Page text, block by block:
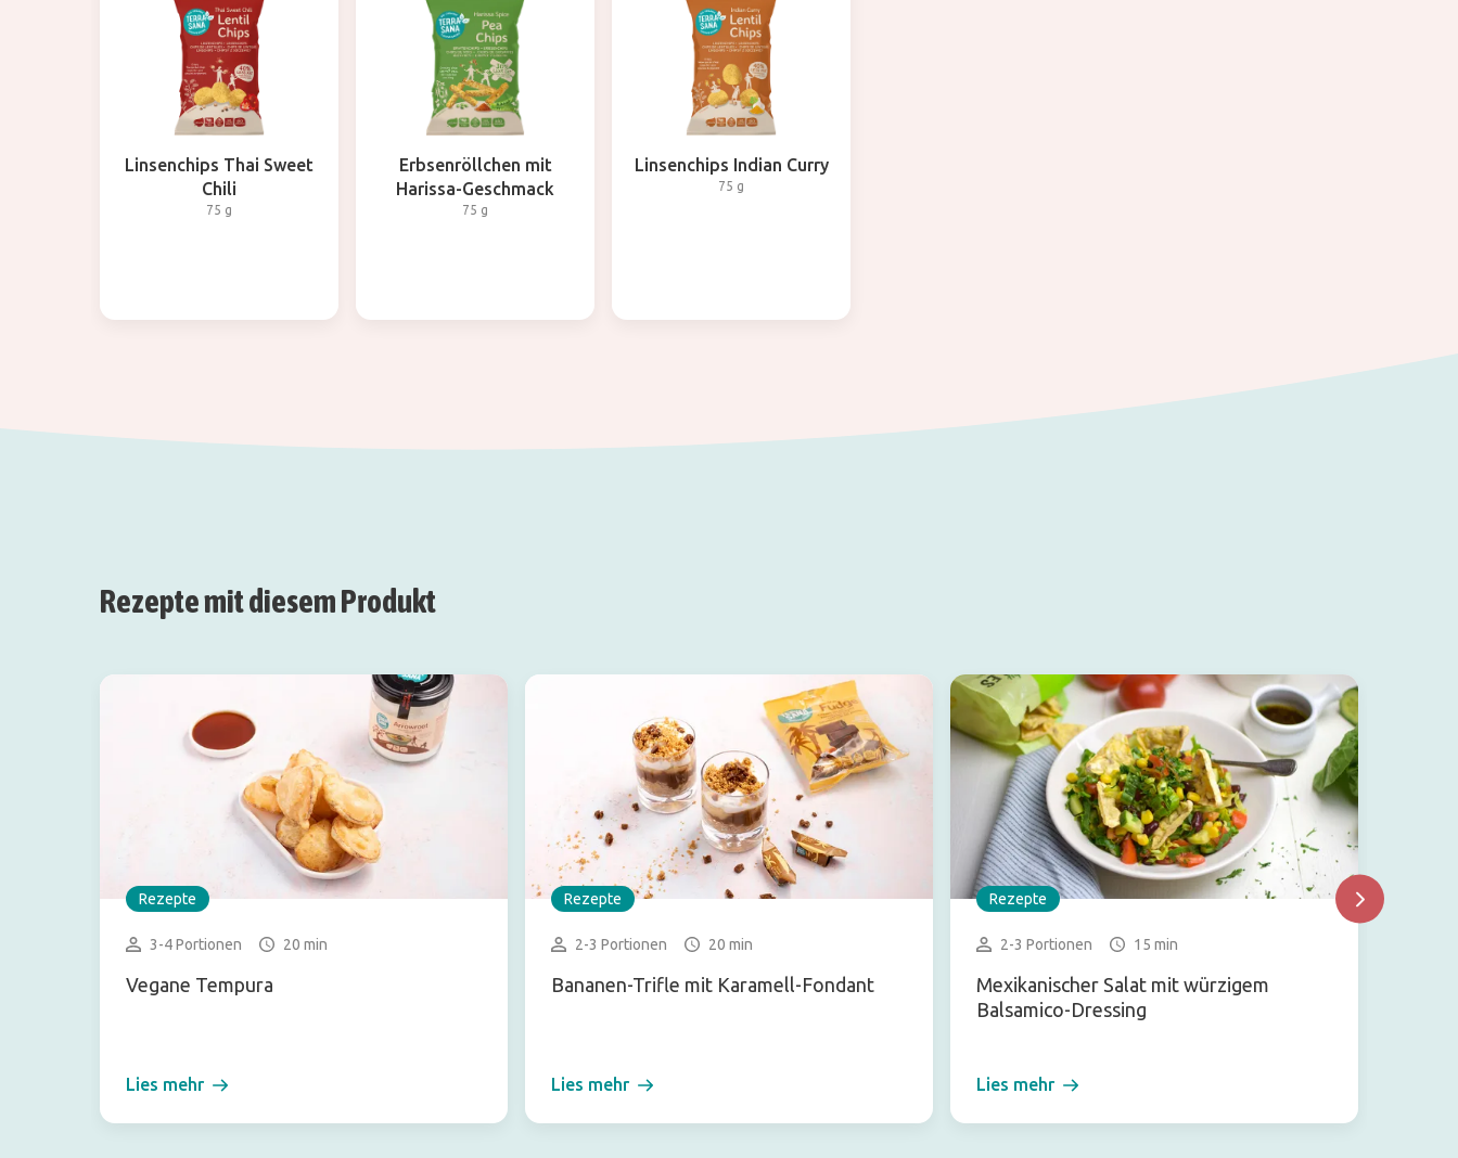
Linsenchips Thai Sweet
Chili
75 g
Erbsenröllchen mit
Harissa-Geschmack
75 g
Linsenchips Indian Curry
75 g
Rezepte mit diesem Produkt
Rezepte
3-4 Portionen 20 min
Vegane Tempura
Lies mehr
Rezepte
2-3 Portionen 20 min
Bananen-Trifle mit Karamell-Fondant
Lies mehr
Rezepte
2-3 Portionen 15 min
Mexikanischer Salat mit würzigem
Balsamico-Dressing
Lies mehr